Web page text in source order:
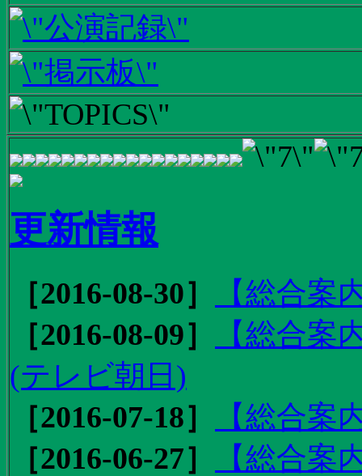
更新情報
［2016-08-30］
【総合
［2016-08-09］
【総合
(テレビ朝日)
［2016-07-18］
【総合案
［2016-06-27］
【総合案